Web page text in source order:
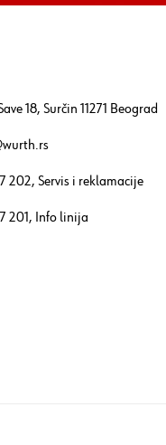
18, Surčin 11271 Beograd
202, Servis i reklamacije
201, Info linija